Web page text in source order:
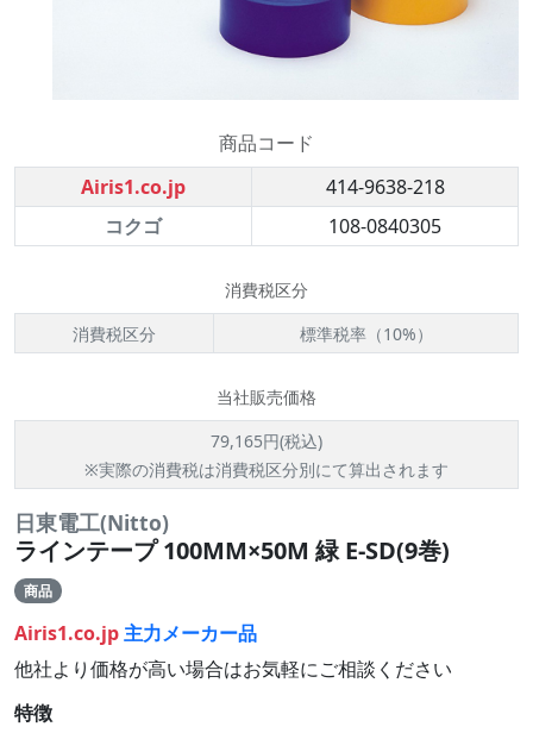
商品コード
Airis1.co.jp
414-9638-218
コクゴ
108-0840305
消費税区分
消費税区分
標準税率（10%）
当社販売価格
79,165円(税込)
※実際の消費税は消費税区分別にて算出されます
日東電工(Nitto)
ラインテープ 100MM×50M 緑 E-SD(9巻)
商品
Airis1.co.jp主力メーカー品
他社より価格が高い場合はお気軽にご相談ください
特徴